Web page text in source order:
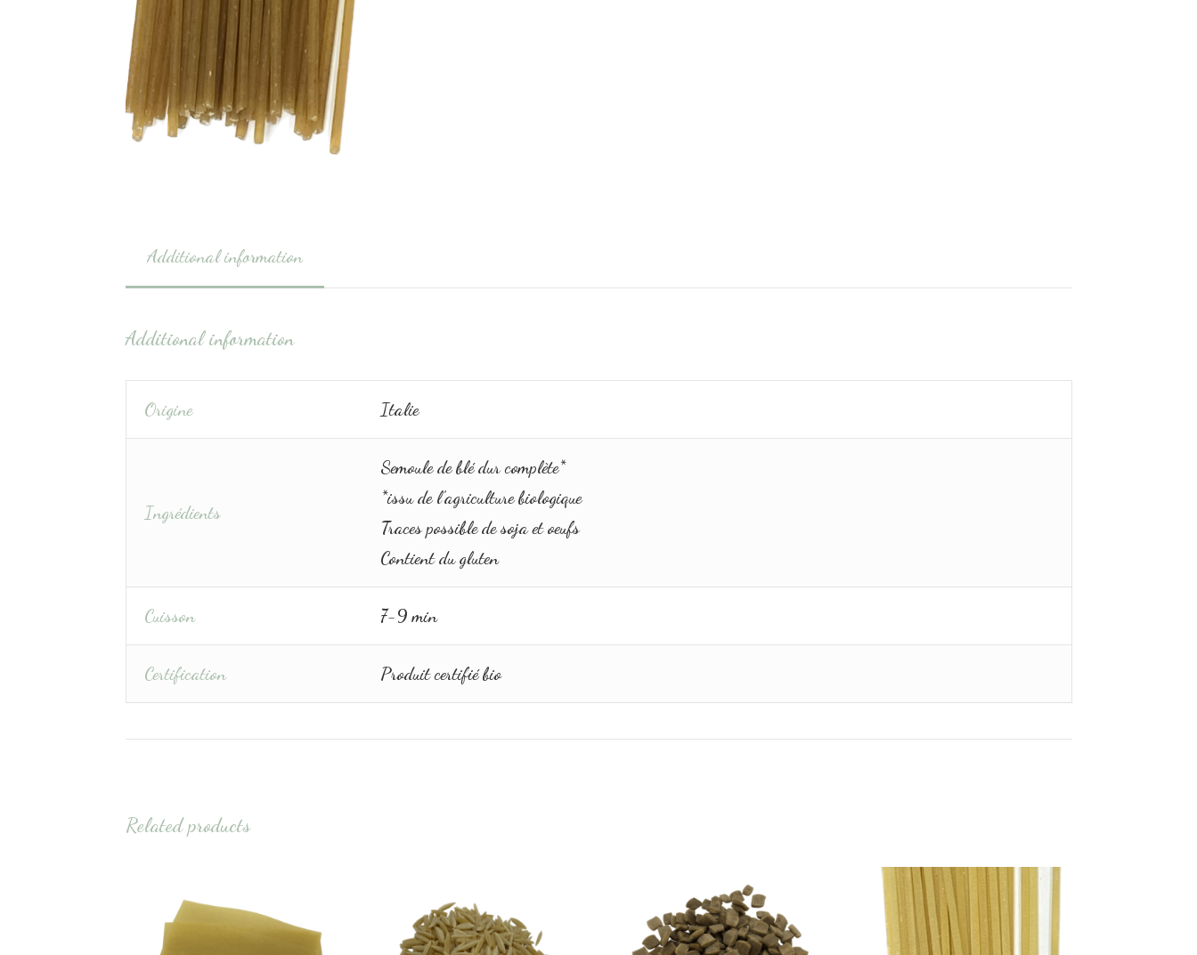
Additional information
Additional information
Origine Italie
Ingrédients
Semoule de blé dur complète*
*issu de l’agriculture biologique
Traces possible de soja et oeufs
Contient du gluten
Cuisson 7-9 min
Certification Produit certifié bio
Related products